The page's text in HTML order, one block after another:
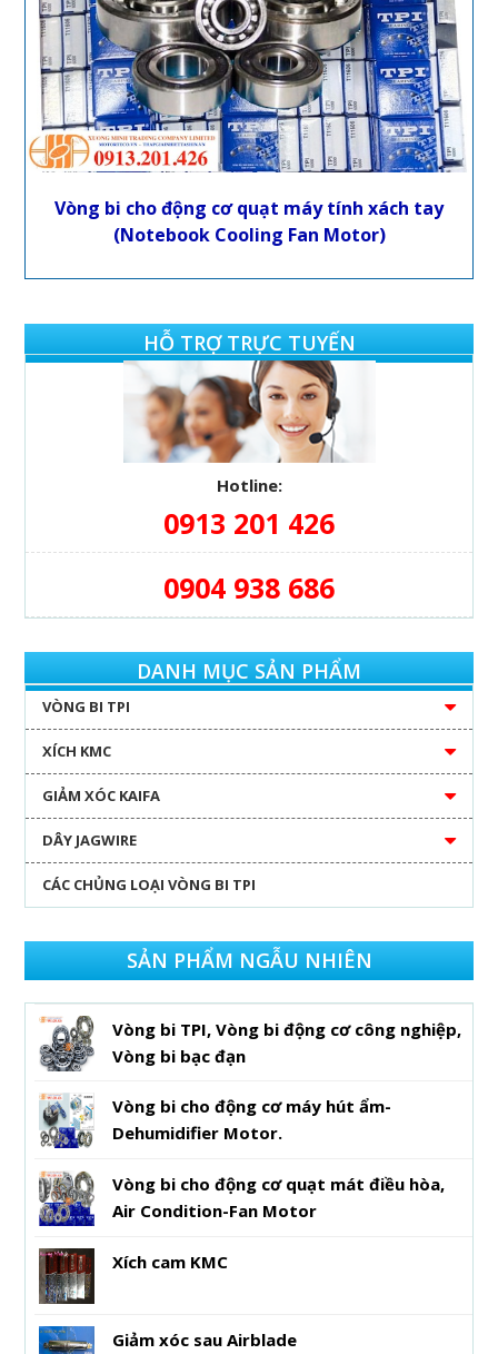
Vòng bi cho động cơ quạt máy tính xách tay
(Notebook Cooling Fan Motor)
HỖ TRỢ TRỰC TUYẾN
Hotline:
0913 201 426
0904 938 686
DANH MỤC SẢN PHẨM
VÒNG BI TPI
XÍCH KMC
GIẢM XÓC KAIFA
DÂY JAGWIRE
CÁC CHỦNG LOẠI VÒNG BI TPI
SẢN PHẨM NGẪU NHIÊN
Vòng bi TPI, Vòng bi động cơ công nghiệp,
Vòng bi bạc đạn
Vòng bi cho động cơ máy hút ẩm-
Dehumidifier Motor.
Vòng bi cho động cơ quạt mát điều hòa,
Air Condition-Fan Motor
Xích cam KMC
Giảm xóc sau Airblade